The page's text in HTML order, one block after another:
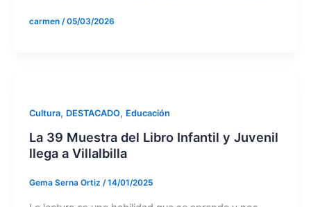
carmen /05/03/2026
Cultura, DESTACADO, Educación
La 39 Muestra del Libro Infantil y Juvenil
llega a Villalbilla
Gema Serna Ortiz /14/01/2025